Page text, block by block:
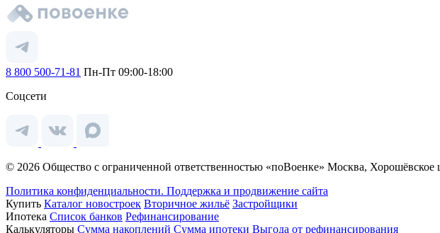
8 800 500-71-81 Пн-Пт 09:00-18:00
Соцсети
© 2026 Общество с ограниченной ответственностью «поВоенке» Москва,
Политика конфиденциальности. Поддержка и продвижение сайта
Купить Каталог новостроек Вторичное жильё Застройщики
Ипотека Список банков Рефинансирование
Калькуляторы Сумма накоплений Сумма ипотеки Выгода от рефинансирования